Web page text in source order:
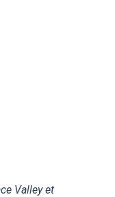
Valley et